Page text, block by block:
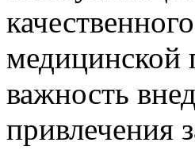
важность
привлечения